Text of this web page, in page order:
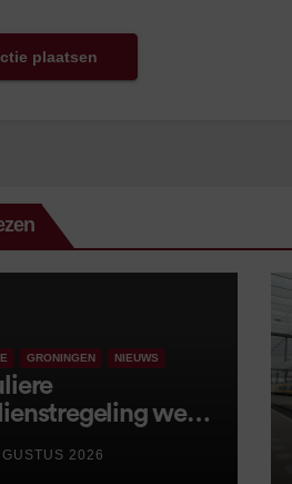
GRONINGEN NIEUWS
weer
met kleine
2026